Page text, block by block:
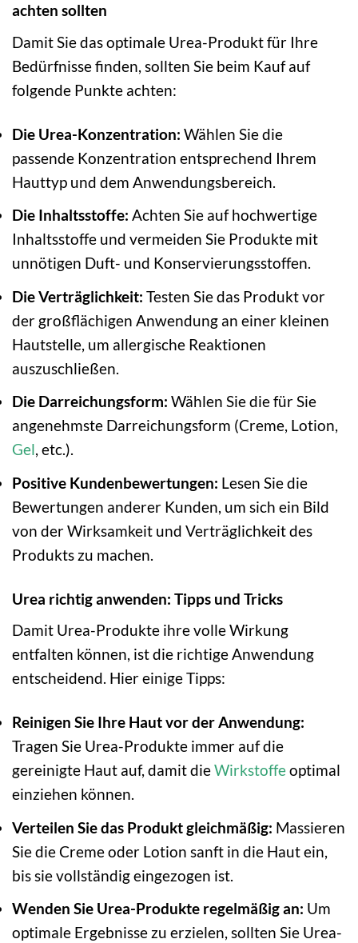
achten sollten
Damit Sie das optimale Urea-Produkt für Ihre
Bedürfnisse finden, sollten Sie beim Kauf auf
folgende Punkte achten:
Die Urea-Konzentration: Wählen Sie die
passende Konzentration entsprechend Ihrem
Hauttyp und dem Anwendungsbereich.
Die Inhaltsstoffe: Achten Sie auf hochwertige
Inhaltsstoffe und vermeiden Sie Produkte mit
unnötigen Duft- und Konservierungsstoffen.
Die Verträglichkeit: Testen Sie das Produkt vor
der großflächigen Anwendung an einer kleinen
Hautstelle, um allergische Reaktionen
auszuschließen.
Die Darreichungsform: Wählen Sie die für Sie
angenehmste Darreichungsform (Creme, Lotion,
Gel, etc.).
Positive Kundenbewertungen: Lesen Sie die
Bewertungen anderer Kunden, um sich ein Bild
von der Wirksamkeit und Verträglichkeit des
Produkts zu machen.
Urea richtig anwenden: Tipps und Tricks
Damit Urea-Produkte ihre volle Wirkung
entfalten können, ist die richtige Anwendung
entscheidend. Hier einige Tipps:
Reinigen Sie Ihre Haut vor der Anwendung:
Tragen Sie Urea-Produkte immer auf die
gereinigte Haut auf, damit dieWirkstoffeoptimal
einziehen können.
Verteilen Sie das Produkt gleichmäßig: Massieren
Sie die Creme oder Lotion sanft in die Haut ein,
bis sie vollständig eingezogen ist.
Wenden Sie Urea-Produkte regelmäßig an: Um
optimale Ergebnisse zu erzielen, sollten Sie Urea-